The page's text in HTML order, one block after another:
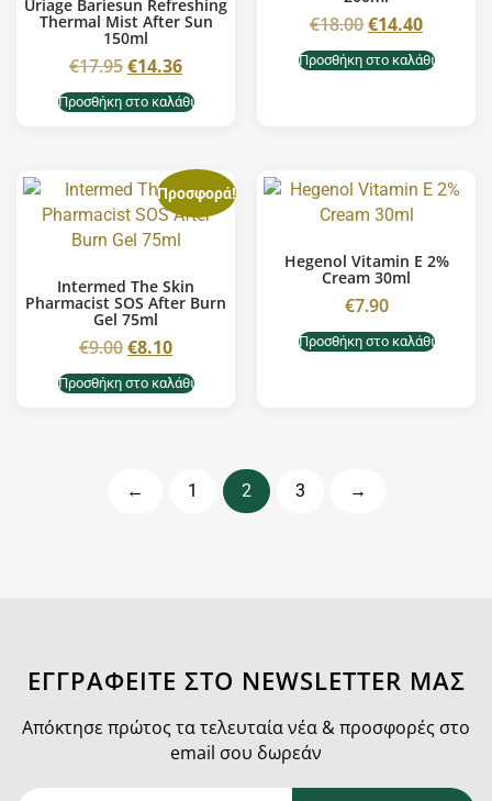
Uriage Bariesun Refreshing
Thermal Mist After Sun
150ml
€17.95€14.36
Προσθήκη στο καλάθι
€18.00€14.40
Προσθήκη στο καλάθι
Προσφορά!
Intermed The Skin
Pharmacist SOS After Burn
Gel 75ml
€9.00€8.10
Προσθήκη στο καλάθι
Hegenol Vitamin E 2%
Cream 30ml
€7.90
Προσθήκη στο καλάθι
← 1 2 3 →
ΕΓΓΡΑΦΕΙΤΕ ΣΤΟ NEWSLETTER ΜΑΣ
Απόκτησε πρώτος τα τελευταία νέα & προσφορές στο
email σου δωρεάν